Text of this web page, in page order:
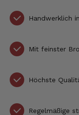
Handwerklich
Mit feinster
Höchste
Regelmäßige